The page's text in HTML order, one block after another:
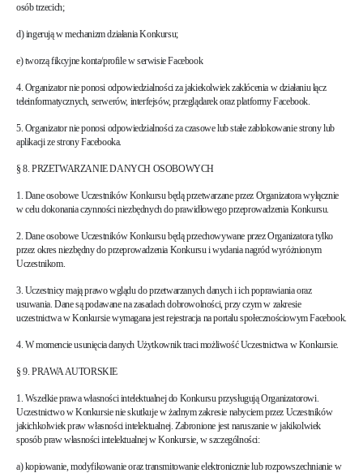
osób trzecich;
d) ingerują w mechanizm działania Konkursu;
e) tworzą fikcyjne konta/profile w serwisie Facebook
4. Organizator nie ponosi odpowiedzialności za jakiekolwiek zakłócenia w działaniu łącz
teleinformatycznych, serwerów, interfejsów, przeglądarek oraz platformy Facebook.
5. Organizator nie ponosi odpowiedzialności za czasowe lub stałe zablokowanie strony lub
aplikacji ze strony Facebooka.
§ 8. PRZETWARZANIE DANYCH OSOBOWYCH
1. Dane osobowe Uczestników Konkursu będą przetwarzane przez Organizatora wyłącznie
w celu dokonania czynności niezbędnych do prawidłowego przeprowadzenia Konkursu.
2. Dane osobowe Uczestników Konkursu będą przechowywane przez Organizatora tylko
przez okres niezbędny do przeprowadzenia Konkursu i wydania nagród wyróżnionym
Uczestnikom.
3. Uczestnicy mają prawo wglądu do przetwarzanych danych i ich poprawiania oraz
usuwania. Dane są podawane na zasadach dobrowolności, przy czym w zakresie
uczestnictwa w Konkursie wymagana jest rejestracja na portalu społecznościowym Facebook.
4. W momencie usunięcia danych Użytkownik traci możliwość Uczestnictwa w Konkursie.
§ 9. PRAWA AUTORSKIE
1. Wszelkie prawa własności intelektualnej do Konkursu przysługują Organizatorowi.
Uczestnictwo w Konkursie nie skutkuje w żadnym zakresie nabyciem przez Uczestników
jakichkolwiek praw własności intelektualnej. Zabronione jest naruszanie w jakikolwiek
sposób praw własności intelektualnej w Konkursie, w szczególności:
a) kopiowanie, modyfikowanie oraz transmitowanie elektronicznie lub rozpowszechnianie w